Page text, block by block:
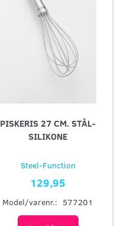
PISKERIS 27 CM. STÅL-
SILIKONE
Steel-Function
129,95
Model/varenr.: 577201